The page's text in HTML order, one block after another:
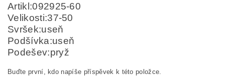
Artikl:092925-60
Velikosti:37-50
Svršek:useň
Podšívka:useň
Podešev:pryž
Buďte první, kdo napíše příspěvek k této položce.